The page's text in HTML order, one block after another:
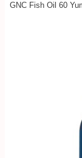
GNC Fish Oil 60